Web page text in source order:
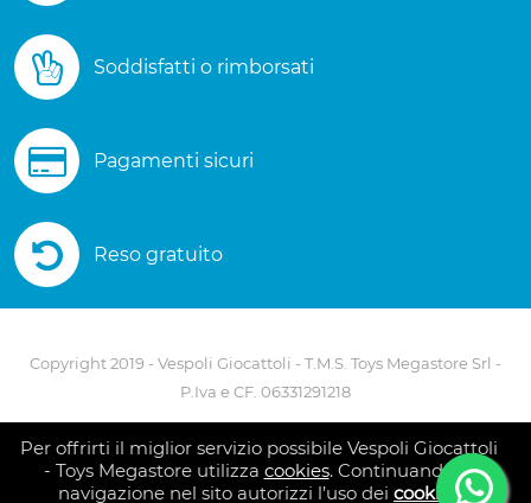
Per offrirti il miglior servizio possibile Vespoli Giocattoli
- Toys Megastore utilizza cookies. Continuando la
navigazione nel sito autorizzi l’uso dei cookies
Soddisfatti o rimborsati
Pagamenti sicuri
Reso gratuito
Copyright 2019 - Vespoli Giocattoli - T.M.S. Toys Megastore Srl -
P.Iva e CF. 06331291218